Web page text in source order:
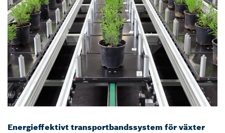
Energieffektivt transportbandssystem för växter